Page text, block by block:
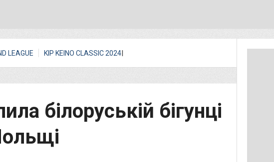
LEAGUE I
KIP KEINO CLASSIC 2024
білоруській бігунці